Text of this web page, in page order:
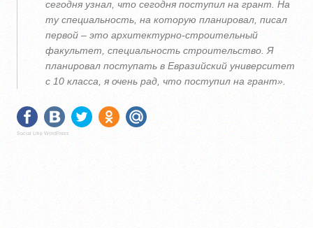
сегодня узнал, что сегодня поступил на грант. На
ту специальность, на которую планировал, писал
первой – это архитектурно-строительный
факультет, специальность строительство. Я
планировал поступать в Евразийский университет
с 10 класса, я очень рад, что поступил на грант».
Social Like WordPress